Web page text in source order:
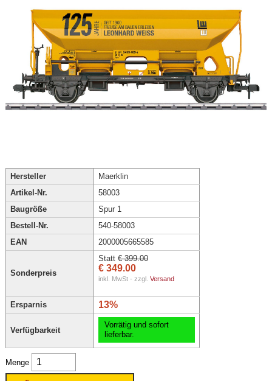
Hersteller
Maerklin
Artikel-Nr.
58003
Baugröße
Spur 1
Bestell-Nr.
540-58003
EAN
2000005665585
Sonderpreis
Statt € 399.00
€ 349.00
inkl. MwSt - zzgl. Versand
Ersparnis 13%
Verfügbarkeit
Vorrätig und sofort
lieferbar.
Menge